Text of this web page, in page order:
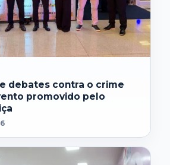
debates contra o crime
promovido pelo